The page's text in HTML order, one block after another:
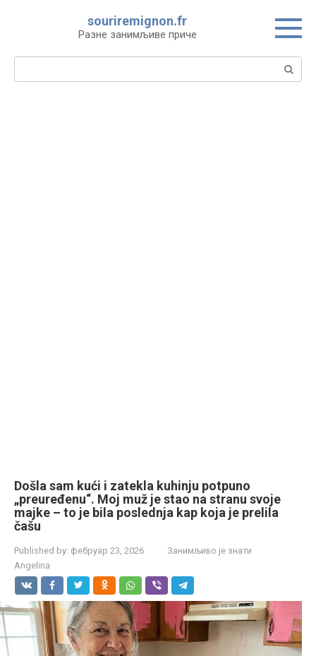
souriremignon.fr
Разне занимљиве приче
Search:
Došla sam kući i zatekla kuhinju potpuno
„preuređenu“. Moj muž je stao na stranu svoje
majke – to je bila poslednja kap koja je prelila
čašu
Published by: фебруар 23, 2026
Занимљиво је знати
Angelina